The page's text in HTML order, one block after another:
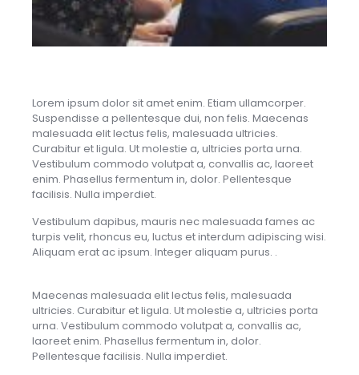
Lorem ipsum dolor sit amet enim. Etiam ullamcorper.
Suspendisse a pellentesque dui, non felis. Maecenas
malesuada elit lectus felis, malesuada ultricies.
Curabitur et ligula. Ut molestie a, ultricies porta urna.
Vestibulum commodo volutpat a, convallis ac, laoreet
enim. Phasellus fermentum in, dolor. Pellentesque
facilisis. Nulla imperdiet.
Vestibulum dapibus, mauris nec malesuada fames ac
turpis velit, rhoncus eu, luctus et interdum adipiscing wisi.
Aliquam erat ac ipsum. Integer aliquam purus. .
Maecenas malesuada elit lectus felis, malesuada
ultricies. Curabitur et ligula. Ut molestie a, ultricies porta
urna. Vestibulum commodo volutpat a, convallis ac,
laoreet enim. Phasellus fermentum in, dolor.
Pellentesque facilisis. Nulla imperdiet.